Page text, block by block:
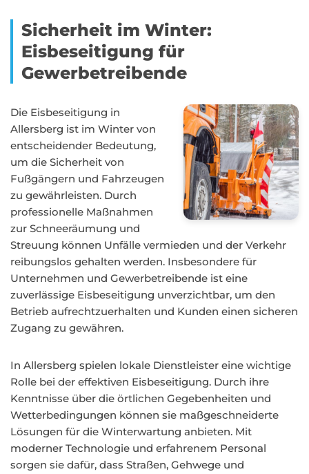
Sicherheit im Winter:
Eisbeseitigung für
Gewerbetreibende
Die Eisbeseitigung in
Allersberg ist im Winter von
entscheidender Bedeutung,
um die Sicherheit von
Fußgängern und Fahrzeugen
zu gewährleisten. Durch
professionelle Maßnahmen
zur Schneeräumung und
Streuung können Unfälle vermieden und der Verkehr
reibungslos gehalten werden. Insbesondere für
Unternehmen und Gewerbetreibende ist eine
zuverlässige Eisbeseitigung unverzichtbar, um den
Betrieb aufrechtzuerhalten und Kunden einen sicheren
Zugang zu gewähren.
In Allersberg spielen lokale Dienstleister eine wichtige
Rolle bei der effektiven Eisbeseitigung. Durch ihre
Kenntnisse über die örtlichen Gegebenheiten und
Wetterbedingungen können sie maßgeschneiderte
Lösungen für die Winterwartung anbieten. Mit
moderner Technologie und erfahrenem Personal
sorgen sie dafür, dass Straßen, Gehwege und